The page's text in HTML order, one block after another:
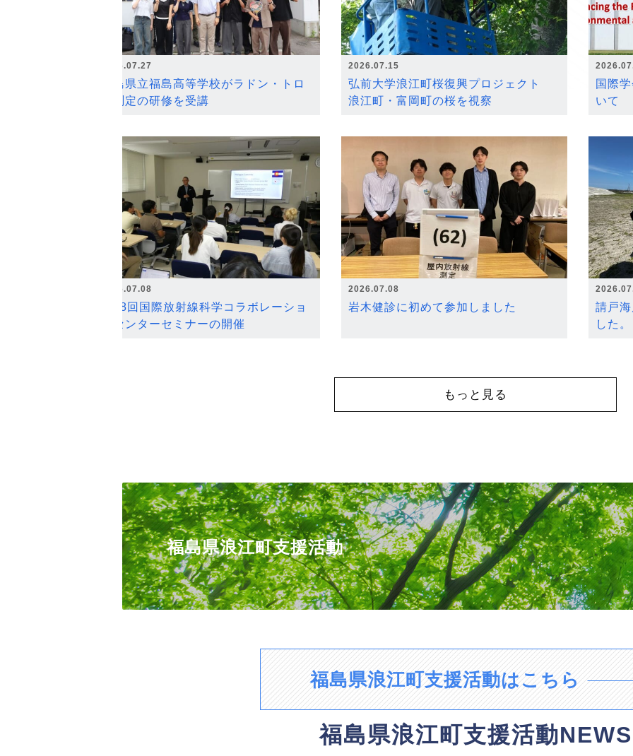
2026.07.27
福島県立福島高等学校がラドン・トロ
ン測定の研修を受講
2026.07.15
弘前大学浪江町桜復興プロジェクト
浪江町・富岡町の桜を視察
国際
いて
2026.07.08
第18回国際放射線科学コラボレーショ
ンセンターセミナーの開催
2026.07.08
岩木健診に初めて参加しました
請戸
した。
もっと見る
福島県浪江町支援活動
福島県浪江町支援活動はこちら
福島県浪江町支援活動NEWS